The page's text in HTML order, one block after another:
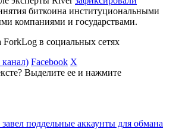
биткоина институциональными
компаниями и государствами.
в социальных сетях
Facebook X
Выделите ее и нажмите
поддельные аккаунты для обмана